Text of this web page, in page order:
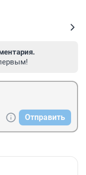
Отправить